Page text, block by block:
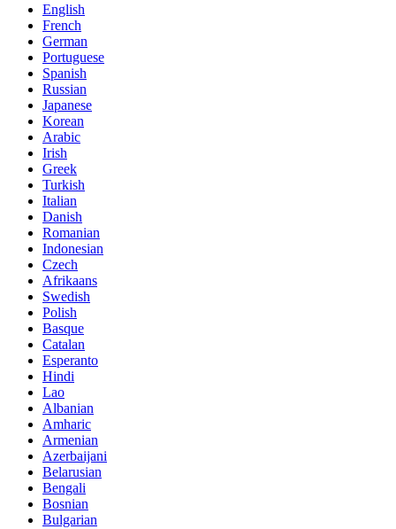
English
French
German
Portuguese
Spanish
Russian
Japanese
Korean
Arabic
Irish
Greek
Turkish
Italian
Danish
Romanian
Indonesian
Czech
Afrikaans
Swedish
Polish
Basque
Catalan
Esperanto
Hindi
Lao
Albanian
Amharic
Armenian
Azerbaijani
Belarusian
Bengali
Bosnian
Bulgarian